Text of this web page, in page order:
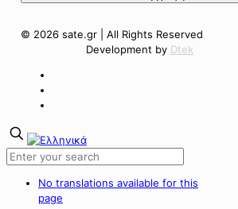
© 2026 sate.gr | All Rights Reserved
Development by Dtek
No translations available for this
page